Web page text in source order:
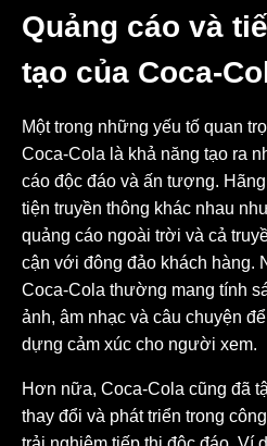
Quảng cáo và
tạo của Coca-
Một trong những yếu tố quan
Coca-Cola là khả năng tạo ra
cáo độc đáo và ấn tượng.
tiện truyền thông khác nhau
quảng cáo ngoài trời và cả
cận với đông đảo khách hàng.
Coca-Cola thường mang tính
ảnh, âm nhạc và câu chuyện
dựng cảm xúc cho người xem.
Hơn nữa, Coca-Cola cũng đã
thay đổi và phát triển trong